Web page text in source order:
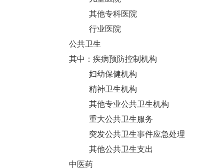
其他专科医院
行业医院
公共卫生
其中：疾病预防控制机构
妇幼保健机构
精神卫生机构
其他专业公共卫生机构
重大公共卫生服务
突发公共卫生事件应急处理
其他公共卫生支出
中医药